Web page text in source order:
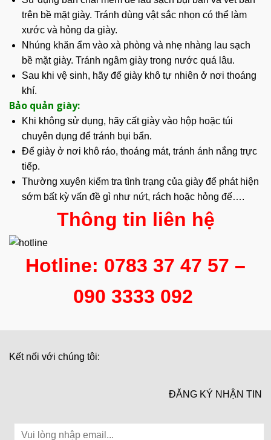
trên bề mặtgiày. Tránh dùng vật sắc nhọn có thể làm
xước và hỏng da giày.
Nhúng khăn ẩm vào xà phòng và nhẹ nhàng lau sạch
bề mặt giày. Tránh ngâm giày trong nước quá lâu.
Sau khi vệ sinh, hãy để giày khô tự nhiên ở nơi thoáng
khí.
Bảo quản giày:
Khi không sử dụng, hãy cất giày vào hộp hoặc túi
chuyên dụng để tránh bụi bẩn.
Để giày ở nơi khô ráo, thoáng mát, tránh ánh nắng trực
tiếp.
Thường xuyên kiểm tra tình trạng của giày để phát hiện
sớm bất kỳ vấn đề gì như nứt, rách hoặc hỏng đế….
Thông tin liên hệ
Hotline: 0783 37 47 57 –
090 3333 092
Kết nối với chúng tôi:
ĐĂNG KÝ NHẬN TIN